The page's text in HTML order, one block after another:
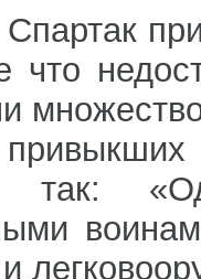
что
так: